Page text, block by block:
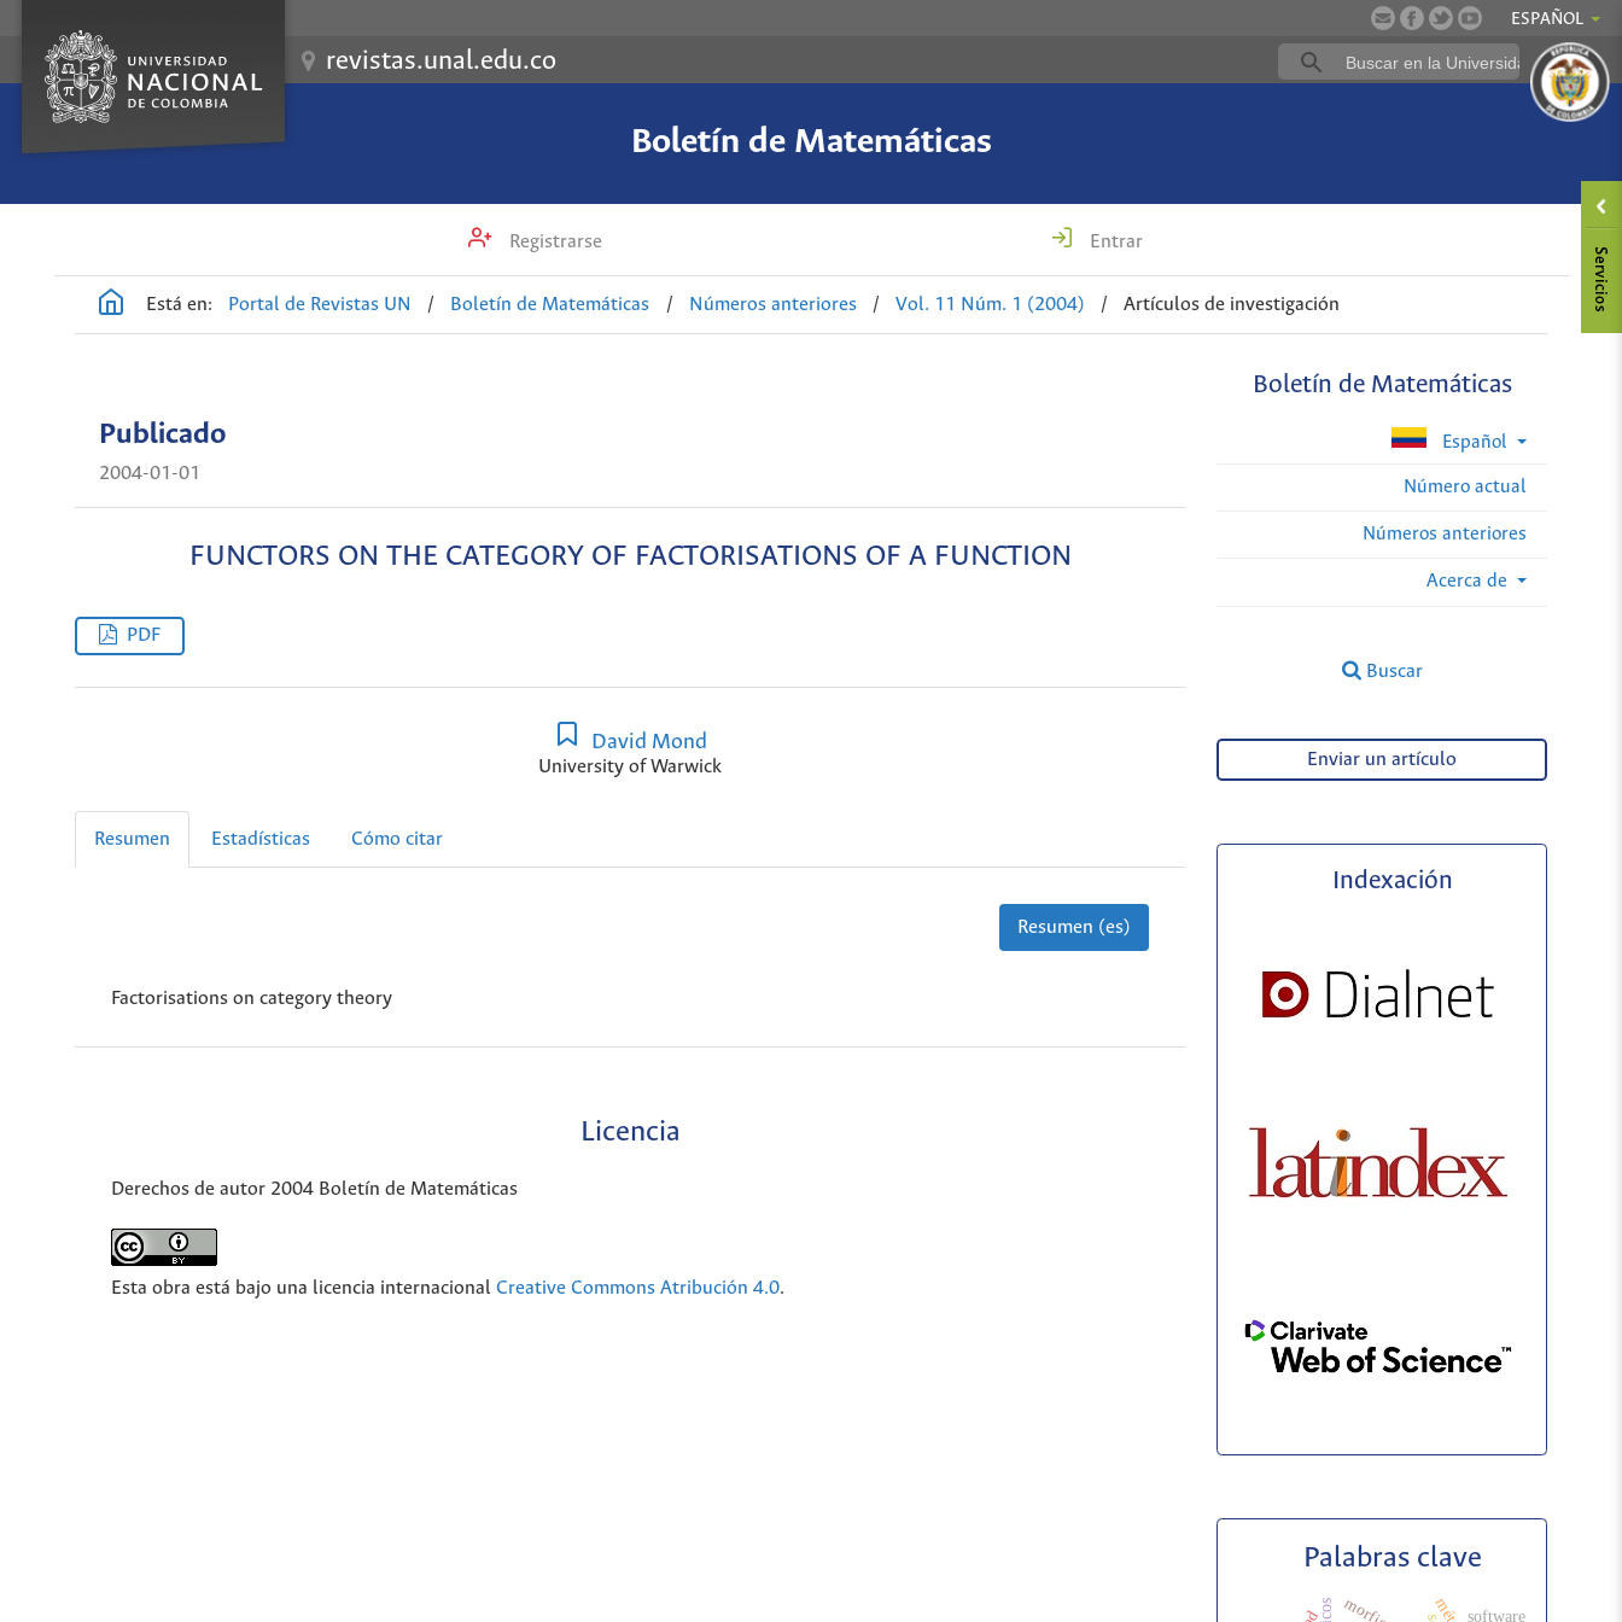
ESPAÑOL
revistas.unal.edu.co
Boletín de Matemáticas
Registrarse Entrar
Está en: Portal de Revistas UN / Boletín de Matemáticas / Números anteriores / Vol. 11 Núm. 1 (2004) / Artículos de investigación
Boletín de Matemáticas
Español
Número actual
Números anteriores
Acerca de
Buscar
Publicado
2004-01-01
FUNCTORS ON THE CATEGORY OF FACTORISATIONS OF A FUNCTION
PDF
David Mond
University of Warwick
Resumen Estadísticas Cómo citar
Resumen (es)
Factorisations on category theory
Licencia
Derechos de autor 2004 Boletín de Matemáticas
Esta obra está bajo una licencia internacional Creative Commons Atribución 4.0.
Enviar un artículo
Indexación
Palabras clave
software